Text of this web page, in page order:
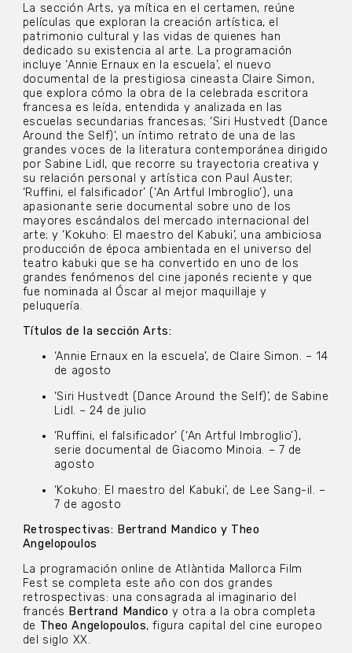
La sección Arts, ya mítica en el certamen, reúne
películas que exploran la creación artística, el
patrimonio cultural y las vidas de quienes han
dedicado su existencia al arte. La programación
incluye ‘Annie Ernaux en la escuela’, el nuevo
documental de la prestigiosa cineasta Claire Simon,
que explora cómo la obra de la celebrada escritora
francesa es leída, entendida y analizada en las
escuelas secundarias francesas; ‘Siri Hustvedt (Dance
Around the Self)’, un íntimo retrato de una de las
grandes voces de la literatura contemporánea dirigido
por Sabine Lidl, que recorre su trayectoria creativa y
su relación personal y artística con Paul Auster;
‘Ruffini, el falsificador’ (‘An Artful Imbroglio’), una
apasionante serie documental sobre uno de los
mayores escándalos del mercado internacional del
arte; y ‘Kokuho: El maestro del Kabuki’, una ambiciosa
producción de época ambientada en el universo del
teatro kabuki que se ha convertido en uno de los
grandes fenómenos del cine japonés reciente y que
fue nominada al Óscar al mejor maquillaje y
peluquería.
Títulos de la sección Arts:
‘Annie Ernaux en la escuela’, de Claire Simon. – 14
de agosto
‘Siri Hustvedt (Dance Around the Self)’, de Sabine
Lidl. – 24 de julio
‘Ruffini, el falsificador’ (‘An Artful Imbroglio’),
serie documental de Giacomo Minoia. – 7 de
agosto
‘Kokuho: El maestro del Kabuki’, de Lee Sang-il. –
7 de agosto
Retrospectivas: Bertrand Mandico y Theo
Angelopoulos
La programación online de Atlàntida Mallorca Film
Fest se completa este año con dos grandes
retrospectivas: una consagrada al imaginario del
francés Bertrand Mandico y otra a la obra completa
de Theo Angelopoulos, figura capital del cine europeo
del siglo XX.